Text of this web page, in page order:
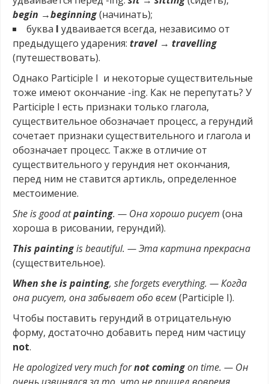
begin →beginning(начинать);
буква l удваивается всегда, независимо от
предыдущего ударения: travel → travelling
(путешествовать).
Однако Participle I и некоторые существительные
тоже имеют окончание -ing. Как не перепутать? У
Participle I есть признаки только глагола,
существительное обозначает процесс, а герундий
сочетает признаки существительного и глагола и
обозначает процесс. Также в отличие от
существительного у герундия нет окончания,
перед ним не ставится артикль, определенное
местоимение.
She is good atpainting. — Она хорошо рисует (она
хороша в рисовании, герундий).
This paintingis beautiful. — Эта картина прекрасна
(существительное).
When she is painting, she forgets everything. — Когда
она рисует, она забывает обо всем(Participle I).
Чтобы поставить герундий в отрицательную
форму, достаточно добавить перед ним частицу
not.
He apologized very much fornot comingon time. — Он